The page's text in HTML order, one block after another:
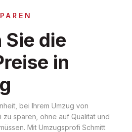
die
in
bei Ihrem Umzug von
zu sparen, ohne auf Qualität und
Mit Umzugsprofi Schmitt